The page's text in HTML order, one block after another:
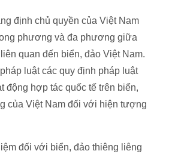
định chủ quyền của Việt Nam
phương và đa phương giữa
quan đến biển, đảo Việt Nam.
luật các quy định pháp luật
động hợp tác quốc tế trên biển,
của Việt Nam đối với hiện tượng
đối với biển, đảo thiêng liêng